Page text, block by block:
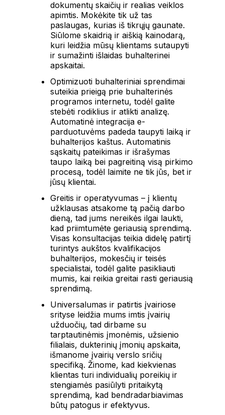
dokumentų skaičių ir realias veiklos
apimtis. Mokėkite tik už tas
paslaugas, kurias iš tikrųjų gaunate.
Siūlome skaidrią ir aiškią kainodarą,
kuri leidžia mūsų klientams sutaupyti
ir sumažinti išlaidas buhalterinei
apskaitai.
Optimizuoti buhalteriniai sprendimai
suteikia prieigą prie buhalterinės
programos internetu, todėl galite
stebėti rodiklius ir atlikti analizę.
Automatinė integracija e-
parduotuvėms padeda taupyti laiką ir
buhalterijos kaštus. Automatinis
sąskaitų pateikimas ir išrašymas
taupo laiką bei pagreitiną visą pirkimo
procesą, todėl laimite ne tik jūs, bet ir
jūsų klientai.
Greitis ir operatyvumas – į klientų
užklausas atsakome tą pačią darbo
dieną, tad jums nereikės ilgai laukti,
kad priimtumėte geriausią sprendimą.
Visas konsultacijas teikia didelę patirtį
turintys aukštos kvalifikacijos
buhalterijos, mokesčių ir teisės
specialistai, todėl galite pasikliauti
mumis, kai reikia greitai rasti geriausią
sprendimą.
Universalumas ir patirtis įvairiose
srityse leidžia mums imtis įvairių
užduočių, tad dirbame su
tarptautinėmis įmonėmis, užsienio
filialais, dukterinių įmonių apskaita,
išmanome įvairių verslo sričių
specifiką. Žinome, kad kiekvienas
klientas turi individualių poreikių ir
stengiamės pasiūlyti pritaikytą
sprendimą, kad bendradarbiavimas
būtų patogus ir efektyvus.